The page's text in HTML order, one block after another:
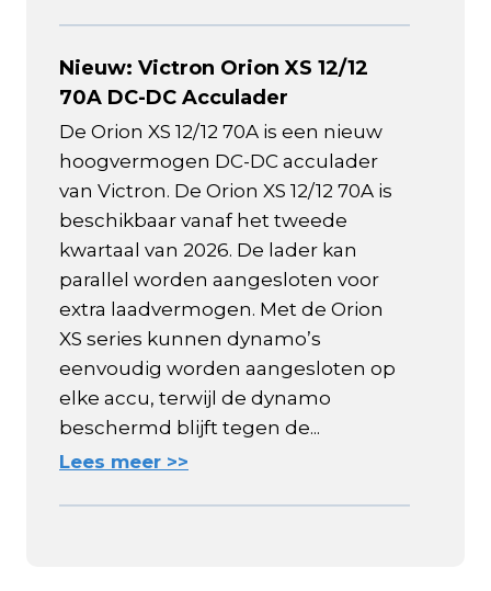
Nieuw: Victron Orion XS 12/12
70A DC-DC Acculader
De Orion XS 12/12 70A is een nieuw
hoogvermogen DC-DC acculader
van Victron. De Orion XS 12/12 70A is
beschikbaar vanaf het tweede
kwartaal van 2026. De lader kan
parallel worden aangesloten voor
extra laadvermogen. Met de Orion
XS series kunnen dynamo’s
eenvoudig worden aangesloten op
elke accu, terwijl de dynamo
beschermd blijft tegen de...
Lees meer >>